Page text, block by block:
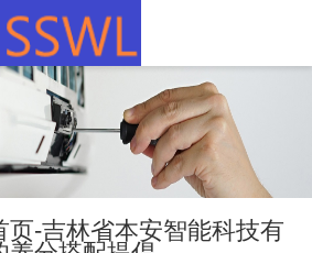
页-吉林省本安智能科技有